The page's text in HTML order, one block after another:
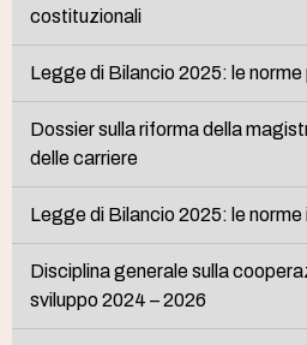
costituzionali
Legge di Bilancio 2025: le
Dossier sulla riforma della
delle carriere
Legge di Bilancio 2025: le norme
Disciplina generale sulla
sviluppo 2024 – 2026